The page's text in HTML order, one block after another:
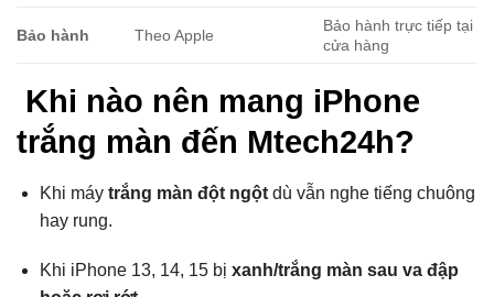
Bảo hành Theo Apple
Bảo hành trực tiếp tại
cửa hàng
Khi nào nên mang iPhone
trắng màn đến Mtech24h?
Khi máy trắng màn đột ngộtdù vẫn nghe tiếng chuông
hay rung.
Khi iPhone 13, 14, 15 bị xanh/trắng màn sau va đập